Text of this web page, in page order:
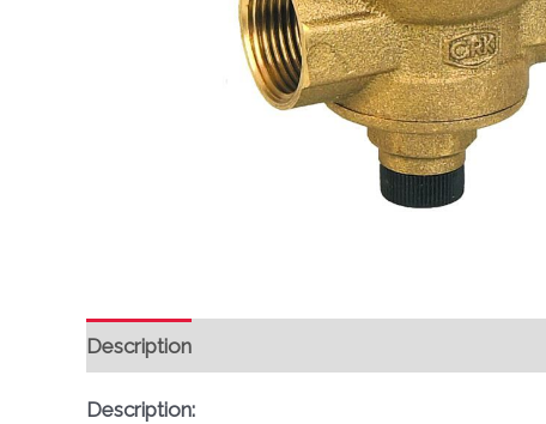
Description
Description: